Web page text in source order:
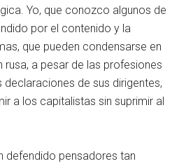
Yo, que conozco algunos de
por el contenido y la
que pueden condensarse en
rusa, a pesar de las profesiones
de sus dirigentes,
a los capitalistas sin suprimir al
defendido pensadores tan